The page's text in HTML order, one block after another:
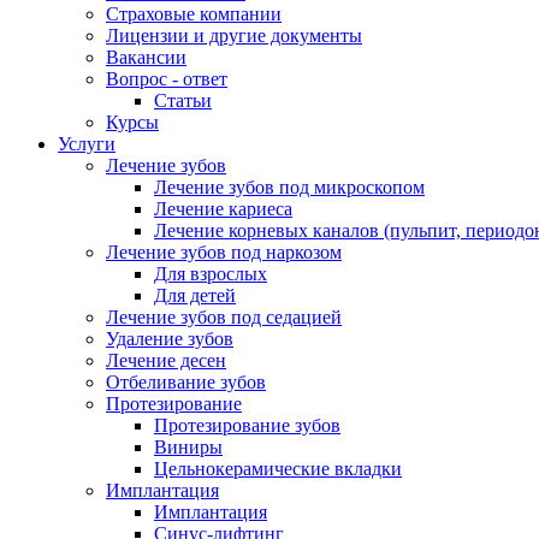
Страховые компании
Лицензии и другие документы
Вакансии
Вопрос - ответ
Статьи
Курсы
Услуги
Лечение зубов
Лечение зубов под микроскопом
Лечение кариеса
Лечение корневых каналов (пульпит,
Лечение зубов под наркозом
Для взрослых
Для детей
Лечение зубов под седацией
Удаление зубов
Лечение десен
Отбеливание зубов
Протезирование
Протезирование зубов
Виниры
Цельнокерамические вкладки
Имплантация
Имплантация
Синус-лифтинг